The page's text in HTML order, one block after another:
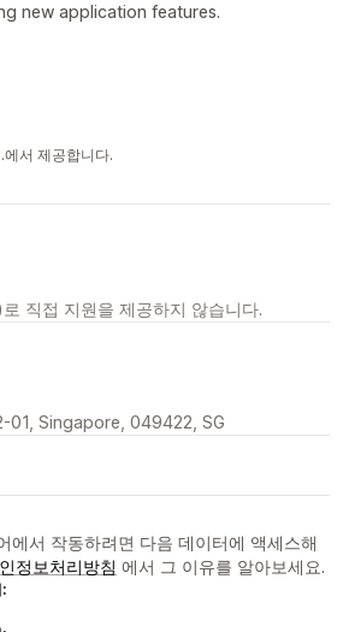
new application features.
서 제공합니다.
직접 지원을 제공하지 않습니다.
01, Singapore, 049422, SG
에서 작동하려면 다음 데이터에 액세스해
정보처리방침 에서 그 이유를 알아보세요.